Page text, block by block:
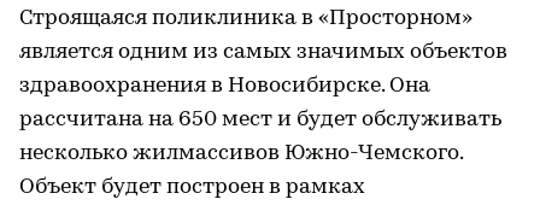
Строящаяся поликлиника в «Просторном»
является одним из самых значимых объектов
здравоохранения в Новосибирске. Она
рассчитана на 650 мест и будет обслуживать
несколько жилмассивов Южно-Чемского.
Объект будет построен в рамках